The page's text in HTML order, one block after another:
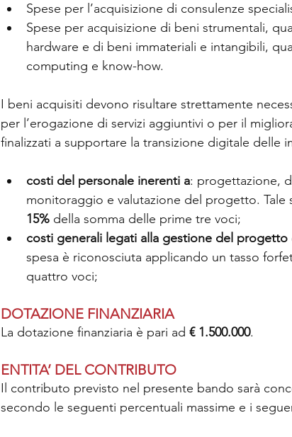
Spese per l’acquisizione di consulenze
Spese per acquisizione di beni strumentali,
hardware e di beni immateriali e intangibili,
computing e know-how.
I beni acquisiti devono risultare strettamente
per l’erogazione di servizi aggiuntivi o per il
finalizzati a supportare la transizione digitale delle
costi del personale inerenti a: progettazione,
monitoraggio e valutazione del progetto. Tale
15% della somma delle prime tre voci;
costi generali legati alla gestione del progetto
spesa è riconosciuta applicando un tasso
quattro voci;
DOTAZIONE FINANZIARIA
La dotazione finanziaria è pari ad € 1.500.000.
ENTITA’ DEL CONTRIBUTO
Il contributo previsto nel presente bando sarà
secondo le seguenti percentuali massime e i